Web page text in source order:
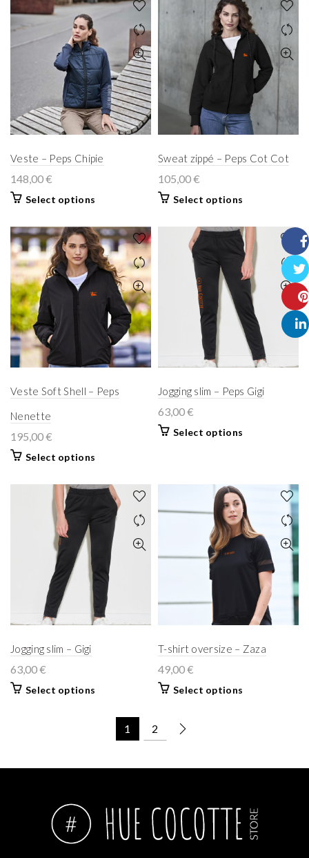
Veste – Peps Chipie
148,00€
Select options
Sweat zippé – Peps Cot Cot
105,00€
Select options
Veste Soft Shell – Peps
Nenette
195,00€
Select options
Jogging slim – Peps Gigi
63,00€
Select options
Jogging slim – Gigi
63,00€
Select options
T-shirt oversize – Zaza
49,00€
Select options
1 2